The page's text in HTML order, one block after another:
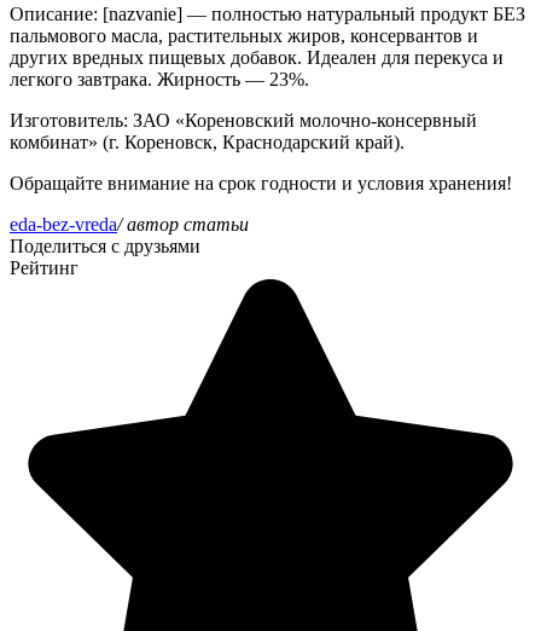
Описание: [nazvanie] — полностью натуральный продукт БЕЗ
пальмового масла, растительных жиров, консервантов и
других вредных пищевых добавок. Идеален для перекуса и
легкого завтрака. Жирность — 23%.
Изготовитель: ЗАО «Кореновский молочно-консервный
комбинат» (г. Кореновск, Краснодарский край).
Обращайте внимание на срок годности и условия хранения!
eda-bez-vreda/ автор статьи
Поделиться с друзьями
Рейтинг